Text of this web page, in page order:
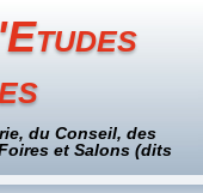
du Conseil, des
et Salons (dits